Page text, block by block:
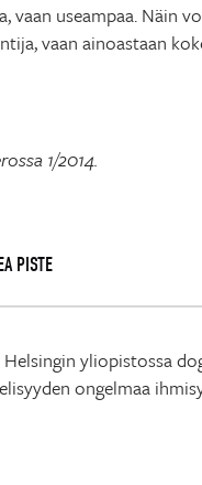
vaan useampaa. Näin
vaan ainoastaan
1/2014.
PISTE
yliopistossa
ongelmaa